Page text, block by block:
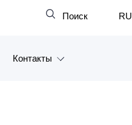
Поиск RU
Контакты